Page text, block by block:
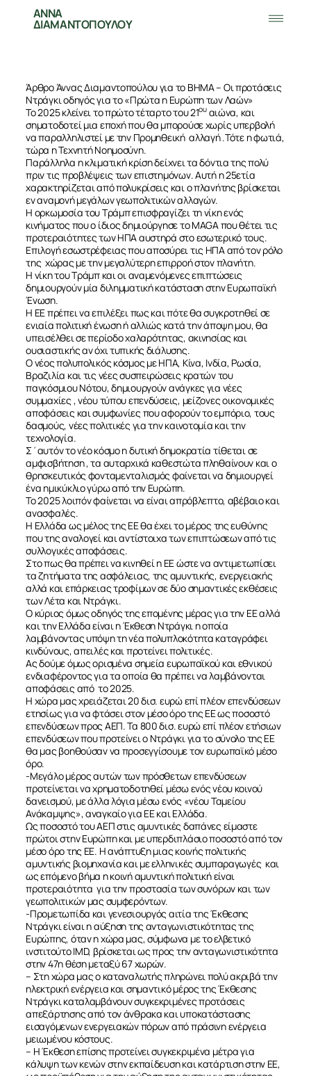
ΣΧΕΤΙΚΑ
ΑΝΝΑ
ΔΙΑΜΑΝΤΟΠΟΥΛΟΥ
Άρθρο Άννας Διαμαντοπούλου για το ΒΗΜΑ – Οι προτάσεις
Ντράγκι οδηγός για το «Πρώτα η Ευρώπη των Λαών»
Το 2025 κλείνει το πρώτο τέταρτο του 21ουαιώνα, και
σηματοδοτεί μια εποχή που θα μπορούσε χωρίς υπερβολή
να παραλληλιστεί με την Προμηθεική αλλαγή .Τότε η φωτιά,
τώρα η Τεχνητή Νοημοσύνη.
Παράλληλα η κλιματική κρίση δείχνει τα δόντια της πολύ
πριν τις προβλέψεις των επιστημόνων. Αυτή η 25ετία
χαρακτηρίζεται από πολυκρίσεις και ο πλανήτης βρίσκεται
εν αναμονή μεγάλων γεωπολιτικών αλλαγών.
Η ορκωμοσία του Τράμπ επισφραγίζει τη νίκη ενός
κινήματος που ο ίδιος δημιούργησε το MAGA που θέτει τις
προτεραιότητες των ΗΠΑ αυστηρά στο εσωτερικό τους.
Επιλογή εσωστρέφειας που αποσύρει τις ΗΠΑ από τον ρόλο
της χώρας με την μεγαλύτερη επιρροή στον πλανήτη.
Η νίκη του Τράμπ και οι αναμενόμενες επιπτώσεις
δημιουργούν μία διλημματική κατάσταση στην Ευρωπαϊκή
Ένωση.
Η ΕΕ πρέπει να επιλέξει πως και πότε θα συγκροτηθεί σε
ενιαία πολιτική ένωση ή αλλιώς κατά την άποψη μου, θα
υπεισέλθει σε περίοδο χαλαρότητας, ακινησίας και
ουσιαστικής αν όχι τυπικής διάλυσης.
Ο νέος πολυπολικός κόσμος με ΗΠΑ, Κίνα, Ινδία, Ρωσία,
Βραζιλία και τις νέες συσπειρώσεις κρατών του
παγκόσμιου Νότου, δημιουργούν ανάγκες για νέες
συμμαχίες , νέου τύπου επενδύσεις, μείζονες οικονομικές
αποφάσεις και συμφωνίες που αφορούν το εμπόριο, τους
δασμούς, νέες πολιτικές για την καινοτομία και την
τεχνολογία.
Σ΄αυτόν το νέο κόσμο η δυτική δημοκρατία τίθεται σε
αμφισβήτηση , τα αυταρχικά καθεστώτα πληθαίνουν και ο
θρησκευτικός φονταμενταλισμός φαίνεται να δημιουργεί
ένα ημικύκλιο γύρω από την Ευρώπη.
Το 2025 λοιπόν φαίνεται να είναι απρόβλεπτο, αβέβαιο και
ανασφαλές.
Η Ελλάδα ως μέλος της ΕΕ θα έχει το μέρος της ευθύνης
που της αναλογεί και αντίστοιχα των επιπτώσεων από τις
συλλογικές αποφάσεις.
Στο πως θα πρέπει να κινηθεί η ΕΕ ώστε να αντιμετωπίσει
τα ζητήματα της ασφάλειας, της αμυντικής, ενεργειακής
αλλά και επάρκειας τροφίμων σε δύο σημαντικές εκθέσεις
των Λέτα και Ντράγκι.
Ο κύριος όμως οδηγός της επομένης μέρας για την ΕΕ αλλά
και την Ελλάδα είναι η Έκθεση Ντράγκι η οποία
λαμβάνοντας υπόψη τη νέα πολυπλοκότητα καταγράφει
κινδύνους, απειλές και προτείνει πολιτικές.
Ας δούμε όμως ορισμένα σημεία ευρωπαϊκού και εθνικού
ενδιαφέροντος για τα οποία θα πρέπει να λαμβάνονται
αποφάσεις από το 2025.
Η χώρα μας χρειάζεται 20 δισ. ευρώ επί πλέον επενδύσεων
ετησίως για να φτάσει στον μέσο όρο της ΕΕ ως ποσοστό
επενδύσεων προς ΑΕΠ. Τα 800 δισ. ευρώ επί πλέον ετήσιων
επενδύσεων που προτείνει ο Ντράγκι για το σύνολο της ΕΕ
θα μας βοηθούσαν να προσεγγίσουμε τον ευρωπαϊκό μέσο
όρο.
-Μεγάλο μέρος αυτών των πρόσθετων επενδύσεων
προτείνεται να χρηματοδοτηθεί μέσω ενός νέου κοινού
δανεισμού, με άλλα λόγια μέσω ενός «νέου Ταμείου
Ανάκαμψης», αναγκαίο για ΕΕ και Ελλάδα.
Ως ποσοστό του ΑΕΠ στις αμυντικές δαπάνες είμαστε
πρώτοι στην Ευρώπη και με υπερδιπλάσιο ποσοστό από τον
μέσο όρο της ΕΕ. Η ανάπτυξη μιας κοινής πολιτικής
αμυντικής βιομηχανία και με ελληνικές συμπαραγωγές και
ως επόμενο βήμα η κοινή αμυντική πολιτική είναι
προτεραιότητα για την προστασία των συνόρων και των
γεωπολιτικών μας συμφερόντων.
-Προμετωπίδα και γενεσιουργός αιτία της Έκθεσης
Ντράγκι είναι η αύξηση της ανταγωνιστικότητας της
Ευρώπης, όταν η χώρα μας, σύμφωνα με το ελβετικό
ινστιτούτο IMD, βρίσκεται ως προς την ανταγωνιστικότητα
στην 47η θέση μεταξύ 67 χωρών.
– Στη χώρα μας ο καταναλωτής πληρώνει πολύ ακριβά την
ηλεκτρική ενέργεια και σημαντικό μέρος της Έκθεσης
Ντράγκι καταλαμβάνουν συγκεκριμένες προτάσεις
απεξάρτησης από τον άνθρακα και υποκατάστασης
εισαγόμενων ενεργειακών πόρων από πράσινη ενέργεια
μειωμένου κόστους.
– Η Έκθεση επίσης προτείνει συγκεκριμένα μέτρα για
κάλυψη των κενών στην εκπαίδευση και κατάρτιση στην ΕΕ,